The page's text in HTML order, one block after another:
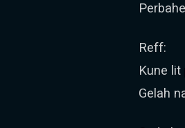
Reff:
Kune
Gelah